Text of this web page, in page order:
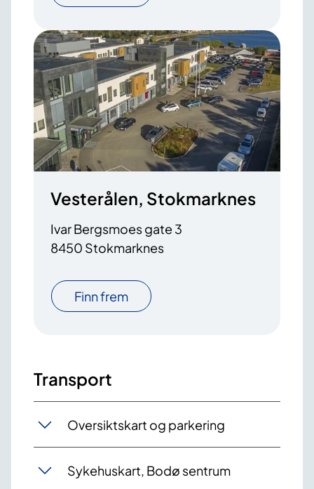
Vesterålen, Stokmarknes
Ivar Bergsmoes gate 3
8450 Stokmarknes
Finn frem
Transport
Oversiktskart og parkering
Sykehuskart, Bodø sentrum